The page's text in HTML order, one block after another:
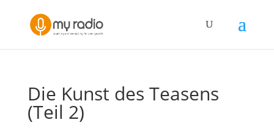
Die Kunst des Teasens
(Teil 2)